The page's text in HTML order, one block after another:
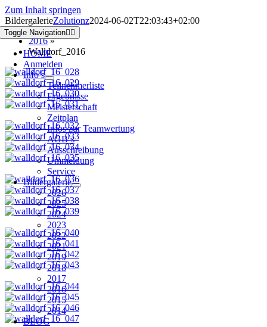
Zum Inhalt springen
Toggle Navigation
HOME
Anmelden
Info’s
Teilnehmerliste
Ergebnisse
Meisterschaft
Zeitplan
Infos zur Teamwertung
AGB`s
Ausschreibung
Ummeldung
Service
Bildergalerie
2026
2025
2024
2023
2022
2021
2019
2018
2017
2016
2015
2014
BLOG
BildergalerieZolutionz2024-06-02T22:03:43+02:00
2016 »
Walldorf_2016